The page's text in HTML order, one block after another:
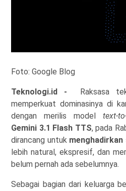
Foto: Google Blog
Teknologi.id - Raksasa
memperkuat dominasinya di
dengan merilis model text-
Gemini 3.1 Flash TTS, pada
dirancang untuk
lebih natural, ekspresif, dan
belum pernah ada sebelumnya.
Sebagai bagian dari keluarga